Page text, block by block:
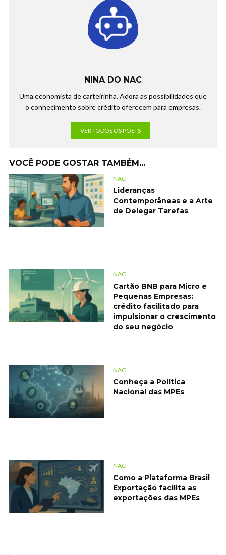
NINA DO NAC
Uma economista de carteirinha. Adora as possibilidades que
o conhecimento sobre crédito oferecem para empresas.
VER TODOS OS POSTS
VOCÊ PODE GOSTAR TAMBÉM...
NAC
Lideranças
Contemporâneas e a Arte
de Delegar Tarefas
NAC
Cartão BNB para Micro e
Pequenas Empresas:
crédito facilitado para
impulsionar o crescimento
do seu negócio
NAC
Conheça a Política
Nacional das MPEs
NAC
Como a Plataforma Brasil
Exportação facilita as
exportações das MPEs